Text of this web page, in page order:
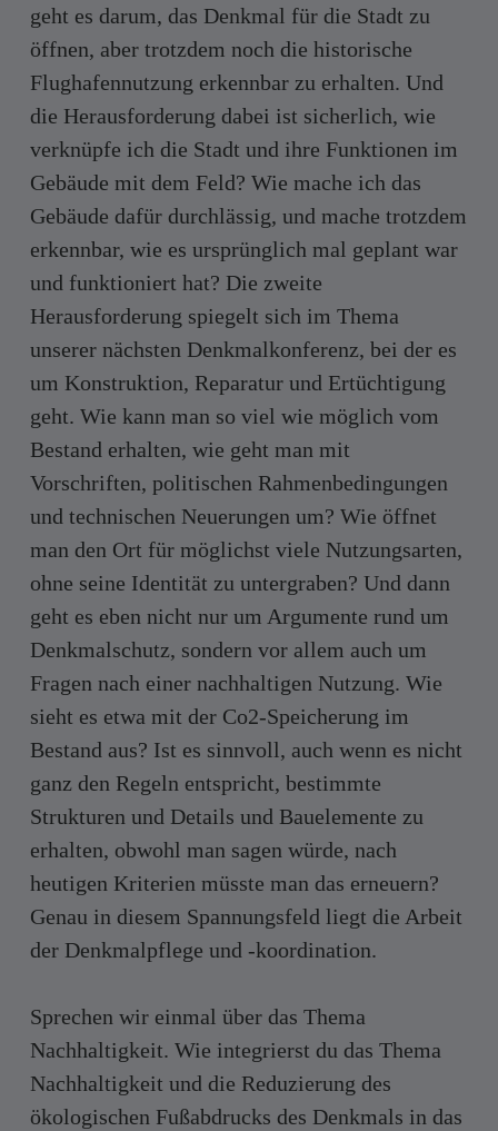
geht es darum, das Denkmal für die Stadt zu
öffnen, aber trotzdem noch die historische
Flughafennutzung erkennbar zu erhalten. Und
die Herausforderung dabei ist sicherlich, wie
verknüpfe ich die Stadt und ihre Funktionen im
Gebäude mit dem Feld? Wie mache ich das
Gebäude dafür durchlässig, und mache trotzdem
erkennbar, wie es ursprünglich mal geplant war
und funktioniert hat? Die zweite
Herausforderung spiegelt sich im Thema
unserer nächsten Denkmalkonferenz, bei der es
um Konstruktion, Reparatur und Ertüchtigung
geht. Wie kann man so viel wie möglich vom
Bestand erhalten, wie geht man mit
Vorschriften, politischen Rahmenbedingungen
und technischen Neuerungen um? Wie öffnet
man den Ort für möglichst viele Nutzungsarten,
ohne seine Identität zu untergraben? Und dann
geht es eben nicht nur um Argumente rund um
Denkmalschutz, sondern vor allem auch um
Fragen nach einer nachhaltigen Nutzung. Wie
sieht es etwa mit der Co2-Speicherung im
Bestand aus? Ist es sinnvoll, auch wenn es nicht
ganz den Regeln entspricht, bestimmte
Strukturen und Details und Bauelemente zu
erhalten, obwohl man sagen würde, nach
heutigen Kriterien müsste man das erneuern?
Genau in diesem Spannungsfeld liegt die Arbeit
der Denkmalpflege und -koordination.
Sprechen wir einmal über das Thema
Nachhaltigkeit. Wie integrierst du das Thema
Nachhaltigkeit und die Reduzierung des
ökologischen Fußabdrucks des Denkmals in das